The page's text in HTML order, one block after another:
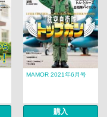
MAMOR 2021年6月号
購入